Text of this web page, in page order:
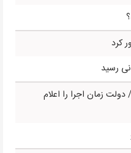
رسید
زمان اجرا را اعلام